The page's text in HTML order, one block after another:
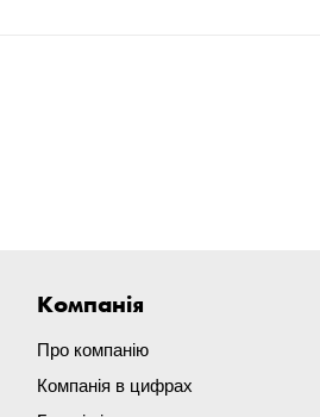
Компанія
Про компанію
Компанія в цифрах